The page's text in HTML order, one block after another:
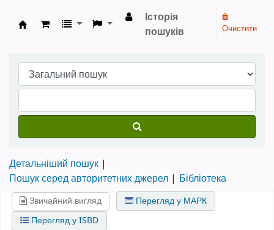
Бібліотека НТШ › Електронний каталог
Історія
пошуків
Очистити
Детальніший пошук
Пошук серед авторитетних джерел
Бібліотека
Звичайний вигляд
Перегляд у МАРК
Перегляд у ISBD